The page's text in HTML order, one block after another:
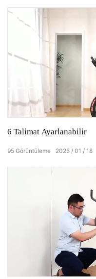
6 Talimat Ayarlanabilir
2025 01 18
95 Görüntüleme